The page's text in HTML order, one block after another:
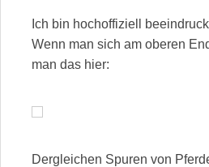
Ich bin hochoffiziell
Wenn man sich am oberen
man das hier:
Dergleichen Spuren von